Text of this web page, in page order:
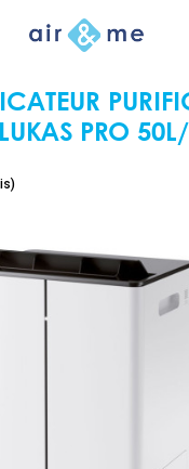
PRO